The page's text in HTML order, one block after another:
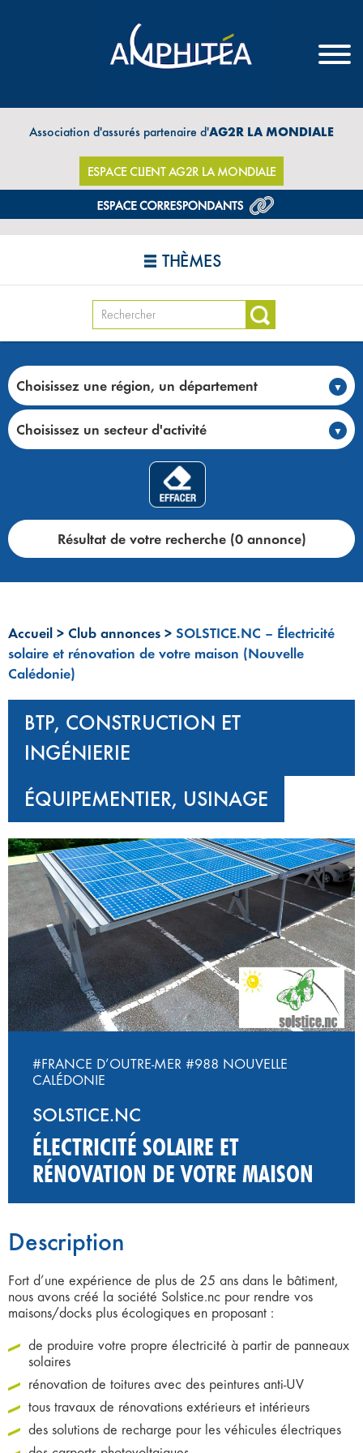
Association d'assurés partenaire d'AG2R LA MONDIALE
ESPACE CLIENT AG2R LA MONDIALE
THÈMES
Choisissez une région, un département
Choisissez un secteur d'activité
Résultat de votre recherche (0 annonce)
Accueil > Club annonces > SOLSTICE.NC – Électricité
solaire et rénovation de votre maison (Nouvelle
Calédonie)
BTP, CONSTRUCTION ET
INGÉNIERIE
ÉQUIPEMENTIER, USINAGE
#FRANCE D’OUTRE-MER #988 NOUVELLE
CALÉDONIE
SOLSTICE.NC
ÉLECTRICITÉ SOLAIRE ET
RÉNOVATION DE VOTRE MAISON
Description
Fort d’une expérience de plus de 25 ans dans le bâtiment,
nous avons créé la société Solstice.nc pour rendre vos
maisons/docks plus écologiques en proposant :
de produire votre propre électricité à partir de panneaux
solaires
rénovation de toitures avec des peintures anti-UV
tous travaux de rénovations extérieurs et intérieurs
des solutions de recharge pour les véhicules électriques